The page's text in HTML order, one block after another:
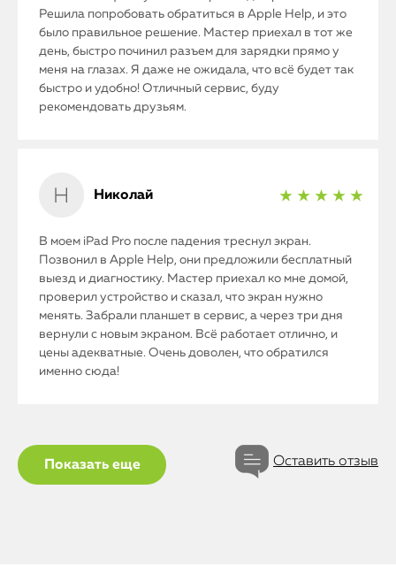
iMac
Mac Mini
Статьи
Решила попробовать обратиться в Apple Help, и это
было правильное решение. Мастер приехал в тот же
день, быстро починил разъем для зарядки прямо у
меня на глазах. Я даже не ожидала, что всё будет так
быстро и удобно! Отличный сервис, буду
рекомендовать друзьям.
Николай ★ ★ ★ ★ ★
В моем iPad Pro после падения треснул экран.
Позвонил в Apple Help, они предложили бесплатный
выезд и диагностику. Мастер приехал ко мне домой,
проверил устройство и сказал, что экран нужно
менять. Забрали планшет в сервис, а через три дня
вернули с новым экраном. Всё работает отлично, и
цены адекватные. Очень доволен, что обратился
именно сюда!
Показать еще Оставить отзыв